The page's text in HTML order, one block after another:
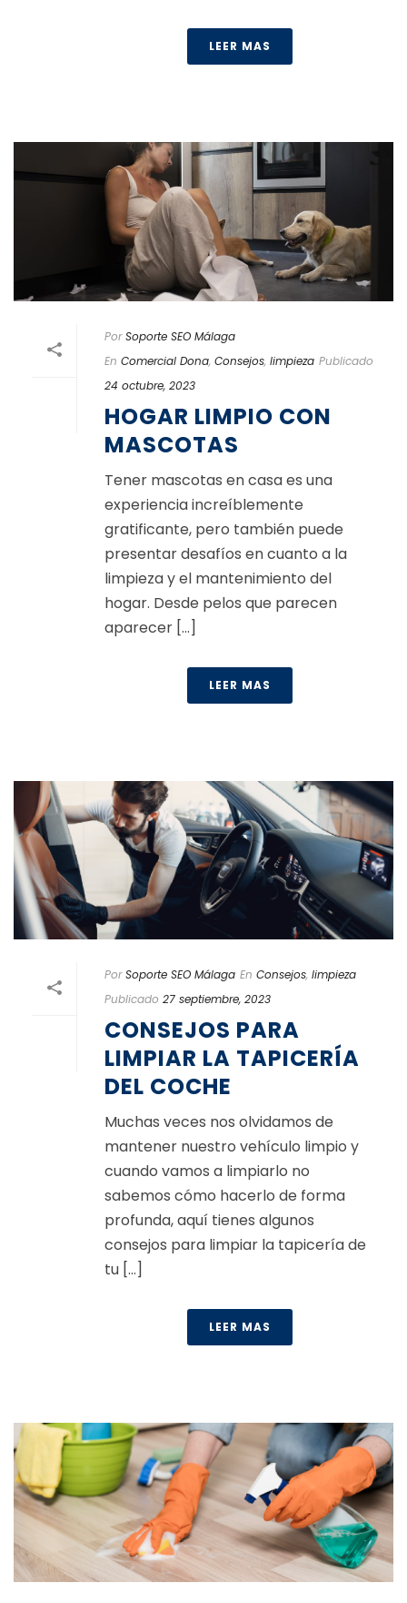
LEER MAS
Por Soporte SEO Málaga
En Comercial Dona, Consejos, limpieza Publicado
24 octubre, 2023
HOGAR LIMPIO CON
MASCOTAS
Tener mascotas en casa es una
experiencia increíblemente
gratificante, pero también puede
presentar desafíos en cuanto a la
limpieza y el mantenimiento del
hogar. Desde pelos que parecen
aparecer [...]
LEER MAS
Por Soporte SEO Málaga En Consejos, limpieza
Publicado 27 septiembre, 2023
CONSEJOS PARA
LIMPIAR LA TAPICERÍA
DEL COCHE
Muchas veces nos olvidamos de
mantener nuestro vehículo limpio y
cuando vamos a limpiarlo no
sabemos cómo hacerlo de forma
profunda, aquí tienes algunos
consejos para limpiar la tapicería de
tu [...]
LEER MAS